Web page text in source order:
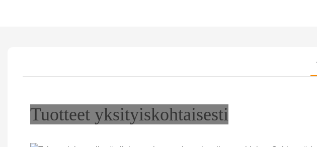
Tuotteet yksityiskohtaisesti